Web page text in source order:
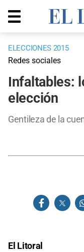
ELECCIONES 2015
Redes sociales
Infaltables:
elección
Gentileza de la
El Litoral